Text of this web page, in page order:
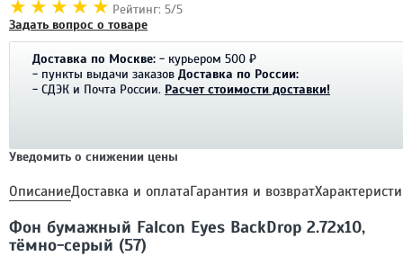
Рейтинг: 5/5
Задать вопрос о товаре
Доставка по Москве: - курьером 500 ₽
- пункты выдачи заказов Доставка по России:
- СДЭК и Почта России. Расчет стоимости доставки!
Уведомить о снижении цены
ОписаниеДоставка и оплатаГарантия и возврат
Фон бумажный Falcon Eyes BackDrop 2.72x10,
тёмно-серый (57)